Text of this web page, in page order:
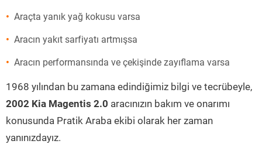
Araçta yanık yağ kokusu varsa
Aracın yakıt sarfiyatı artmışsa
Aracın performansında ve çekişinde zayıflama varsa
1968 yılından bu zamana edindiğimiz bilgi ve tecrübeyle,
2002 Kia Magentis 2.0 aracınızın bakım ve onarımı
konusunda Pratik Araba ekibi olarak her zaman
yanınızdayız.